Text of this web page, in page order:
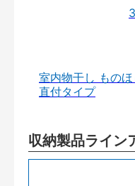
室内物干し もの
直付タイプ
収納製品ライン